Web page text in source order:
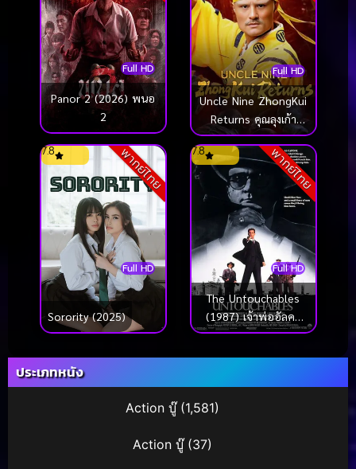
Full HD
Panor 2 (2026) พนอ
2
Full HD
Uncle Nine ZhongKui
Returns คุณลุงเก้า
ปราบผี (2025)
พากย์ไทย
Full HD
7.8
Sorority (2025)
พากย์ไทย
Full HD
7.8
The Untouchables
(1987) เจ้าพ่ออัลคา
โปน
ประเภทหนัง
Action บู๊(1,581)
Action บู๊(37)